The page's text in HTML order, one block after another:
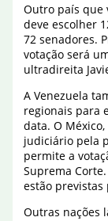
Outro país que
deve escolher
72 senadores.
votação será
ultradireita
A Venezuela
regionais para
data. O
judiciário pela
permite a
Suprema
estão previstas
Outras nações